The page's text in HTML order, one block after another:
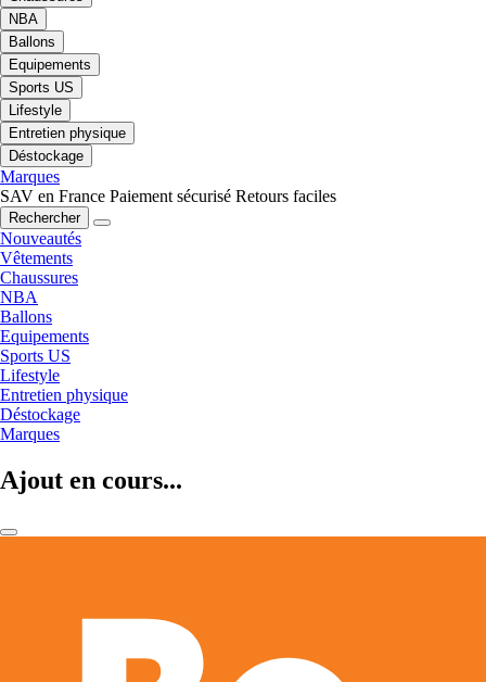
NBA
Ballons
Equipements
Sports US
Lifestyle
Entretien physique
Déstockage
Marques
SAV en France Paiement sécurisé Retours faciles
Rechercher
Nouveautés
Vêtements
Chaussures
NBA
Ballons
Equipements
Sports US
Lifestyle
Entretien physique
Déstockage
Marques
Ajout en cours...